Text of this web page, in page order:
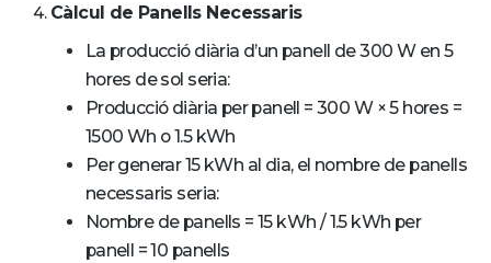
Càlcul de Panells Necessaris
La producció diària d’un panell de 300 W en 5
hores de sol seria:
Producció diària per panell = 300 W × 5 hores =
1500 Wh o 1.5 kWh
Per generar 15 kWh al dia, el nombre de panells
necessaris seria:
Nombre de panells = 15 kWh / 1.5 kWh per
panell = 10 panells